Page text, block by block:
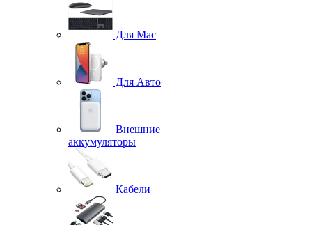
Для Mac
Для Авто
Внешние
аккумуляторы
Кабели